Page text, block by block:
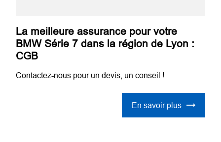
La meilleure assurance pour votre
BMW Série 7 dans la région de Lyon :
CGB
Contactez-nous pour un devis, un conseil !
En savoir plus